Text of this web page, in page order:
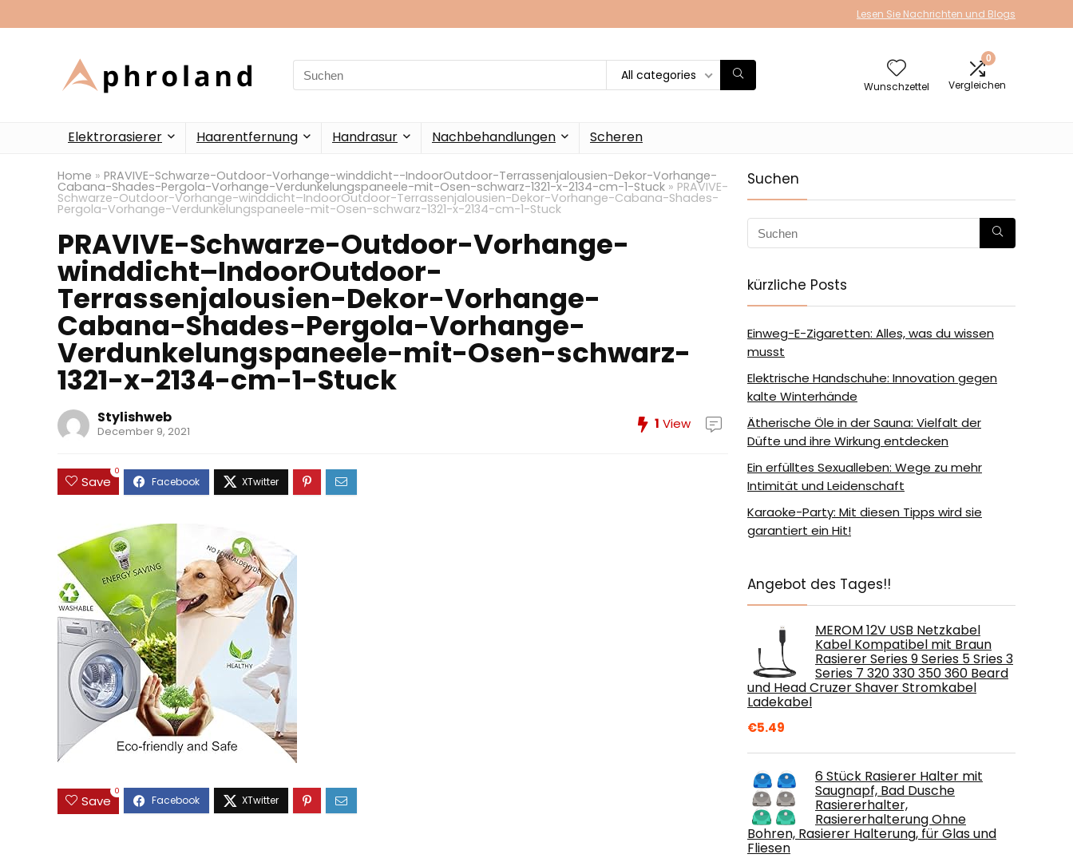
Lesen Sie Nachrichten und Blogs
Search
for:
All categories
Wunschzettel
0
Vergleichen
Elektrorasierer Haarentfernung Handrasur Nachbehandlungen Scheren
Home » PRAVIVE-Schwarze-Outdoor-Vorhange-winddicht--IndoorOutdoor-Terrassenjalousien-Dekor-Vorhange-
Cabana-Shades-Pergola-Vorhange-Verdunkelungspaneele-mit-Osen-schwarz-1321-x-2134-cm-1-Stuck » PRAVIVE-
Schwarze-Outdoor-Vorhange-winddicht–IndoorOutdoor-Terrassenjalousien-Dekor-Vorhange-Cabana-Shades-
Pergola-Vorhange-Verdunkelungspaneele-mit-Osen-schwarz-1321-x-2134-cm-1-Stuck
PRAVIVE-Schwarze-Outdoor-Vorhange-
winddicht–IndoorOutdoor-
Terrassenjalousien-Dekor-Vorhange-
Cabana-Shades-Pergola-Vorhange-
Verdunkelungspaneele-mit-Osen-schwarz-
1321-x-2134-cm-1-Stuck
Stylishweb
December 9, 2021 1 View
Save
0
Save
0
Suchen
kürzliche Posts
Einweg-E-Zigaretten: Alles, was du wissen
musst
Elektrische Handschuhe: Innovation gegen
kalte Winterhände
Ätherische Öle in der Sauna: Vielfalt der
Düfte und ihre Wirkung entdecken
Ein erfülltes Sexualleben: Wege zu mehr
Intimität und Leidenschaft
Karaoke-Party: Mit diesen Tipps wird sie
garantiert ein Hit!
Angebot des Tages!!
MEROM 12V USB Netzkabel
Kabel Kompatibel mit Braun
Rasierer Series 9 Series 5 Sries 3
Series 7 320 330 350 360 Beard
und Head Cruzer Shaver Stromkabel
Ladekabel
€5.49
6 Stück Rasierer Halter mit
Saugnapf, Bad Dusche
Rasiererhalter,
Rasiererhalterung Ohne
Bohren, Rasierer Halterung, für Glas und
Fliesen